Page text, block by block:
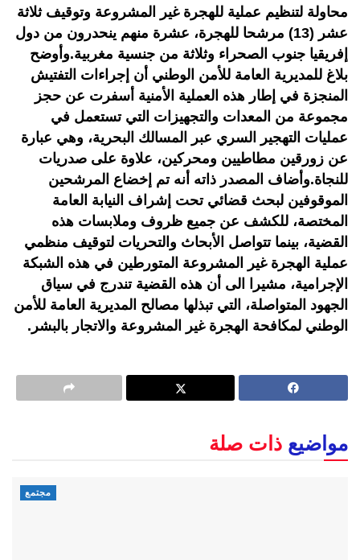
محاولة لتنظيم عملية للهجرة غير المشروعة وتوقيف ثلاثة
عشر (13) مرشحا للهجرة، عشرة منهم ينحدرون من دول
إفريقيا جنوب الصحراء وثلاثة من جنسية مغربية.وأوضح
بلاغ للمديرية العامة للأمن الوطني أن إجراءات التفتيش
المنجزة في إطار هذه العملية الأمنية أسفرت عن حجز
مجموعة من المعدات والتجهيزات التي تستعمل في
عمليات التهجير السري عبر المسالك البحرية، وهي عبارة
عن زورقين مطاطيين ومحركين، علاوة على صدريات
للنجاة.وأضاف المصدر ذاته أنه تم إخضاع المرشحين
الموقوفين لبحث قضائي تحت إشراف النيابة العامة
المختصة، للكشف عن جميع ظروف وملابسات هذه
القضية، بينما تتواصل الأبحاث والتحريات لتوقيف منظمي
عملية الهجرة غير المشروعة المتورطين في هذه الشبكة
الإجرامية، مشيرا الى أن هذه القضية تندرج في سياق
الجهود المتواصلة، التي تبذلها مصالح المديرية العامة للأمن
الوطني لمكافحة الهجرة غير المشروعة والاتجار بالبشر.
مواضيع ذات صلة
مجتمع